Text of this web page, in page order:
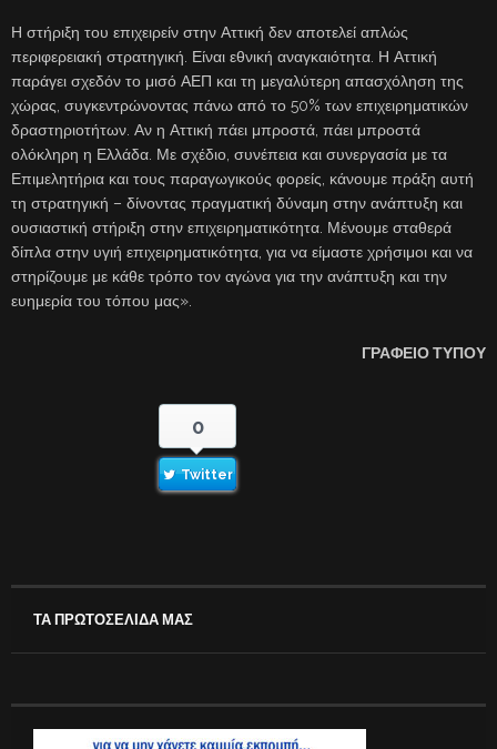
Η στήριξη του επιχειρείν στην Αττική δεν αποτελεί απλώς
περιφερειακή στρατηγική. Είναι εθνική αναγκαιότητα. Η Αττική
παράγει σχεδόν το μισό ΑΕΠ και τη μεγαλύτερη απασχόληση της
χώρας, συγκεντρώνοντας πάνω από το 50% των επιχειρηματικών
δραστηριοτήτων. Αν η Αττική πάει μπροστά, πάει μπροστά
ολόκληρη η Ελλάδα. Με σχέδιο, συνέπεια και συνεργασία με τα
Επιμελητήρια και τους παραγωγικούς φορείς, κάνουμε πράξη αυτή
τη στρατηγική – δίνοντας πραγματική δύναμη στην ανάπτυξη και
ουσιαστική στήριξη στην επιχειρηματικότητα. Μένουμε σταθερά
δίπλα στην υγιή επιχειρηματικότητα, για να είμαστε χρήσιμοι και να
στηρίζουμε με κάθε τρόπο τον αγώνα για την ανάπτυξη και την
ευημερία του τόπου μας».
ΓΡΑΦΕΙΟ ΤΥΠΟΥ
0
Twitter
ΤΑ ΠΡΩΤΟΣΕΛΙΔΑ ΜΑΣ